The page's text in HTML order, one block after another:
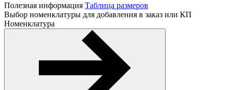
Полезная информация Таблица размеров
Выбор номенклатуры для добавления в заказ или КП
Номенклатура